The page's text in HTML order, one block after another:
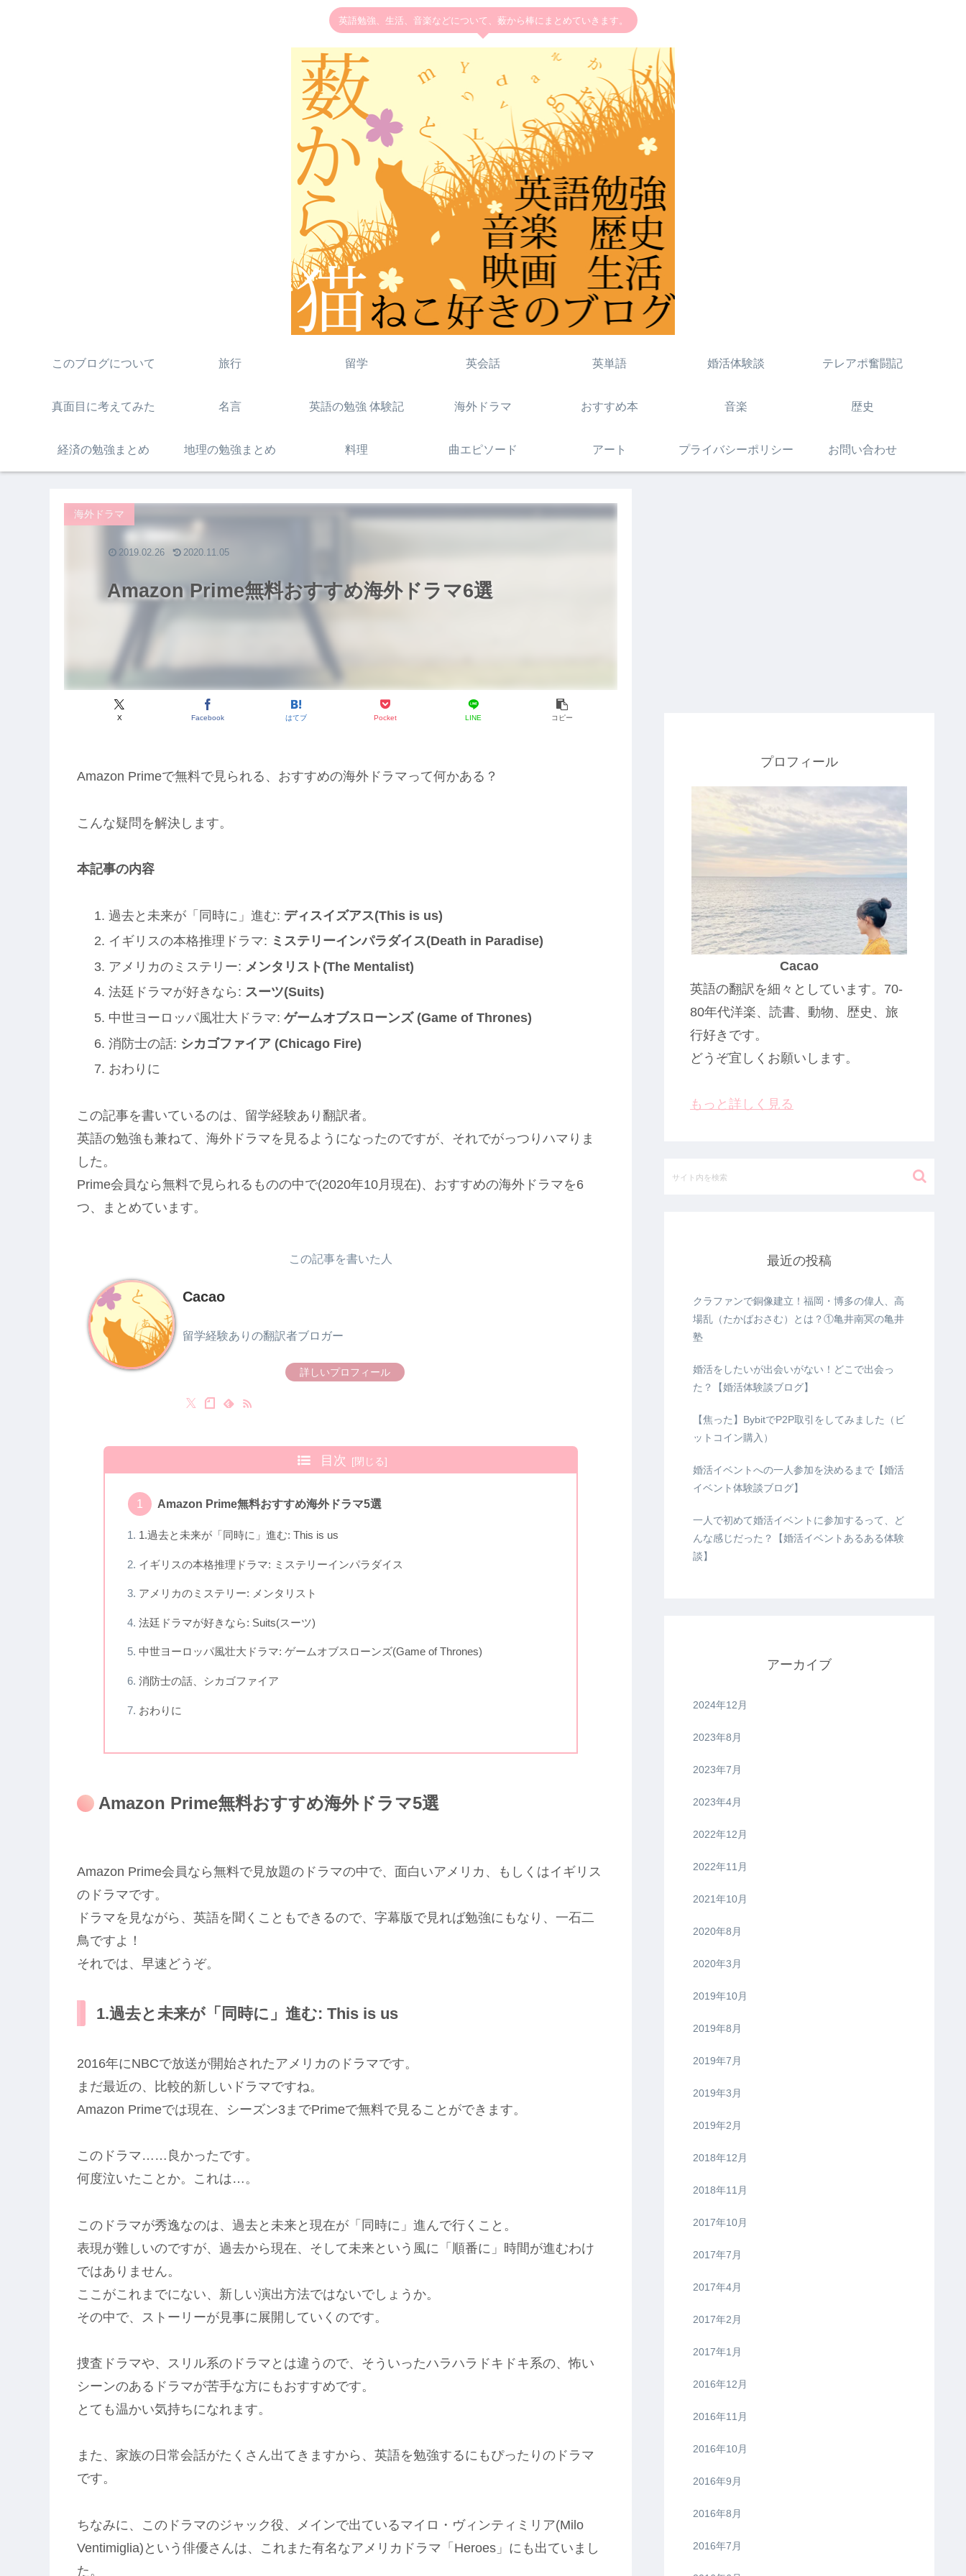
英語勉強、生活、音楽などについて、薮から棒にまとめていきます。
このブログについて 旅行 留学 英会話 英単語 婚活体験談 テレアポ奮闘記
真面目に考えてみた 名言 英語の勉強 体験記 海外ドラマ おすすめ本 音楽 歴史
経済の勉強まとめ 地理の勉強まとめ 料理 曲エピソード アート プライバシーポリシー お問い合わせ
Amazon Prime無料おすすめ海外ドラマ6選
海外ドラマ
X Facebook はてブ Pocket LINE コピー
2019.02.26 2020.11.05
Amazon Primeで無料で見られる、おすすめの海外ドラマって何かある？
こんな疑問を解決します。
本記事の内容
過去と未来が「同時に」進む: ディスイズアス(This is us)
イギリスの本格推理ドラマ: ミステリーインパラダイス(Death in Paradise)
アメリカのミステリー: メンタリスト(The Mentalist)
法廷ドラマが好きなら: スーツ(Suits)
中世ヨーロッパ風壮大ドラマ: ゲームオブスローンズ (Game of Thrones)
消防士の話: シカゴファイア (Chicago Fire)
おわりに
この記事を書いているのは、留学経験あり翻訳者。
英語の勉強も兼ねて、海外ドラマを見るようになったのですが、それでがっつりハマりま
した。
Prime会員なら無料で見られるものの中で(2020年10月現在)、おすすめの海外ドラマを6
つ、まとめています。
この記事を書いた人
Cacao
留学経験ありの翻訳者ブロガー
詳しいプロフィール
目次
Amazon Prime無料おすすめ海外ドラマ5選
1.過去と未来が「同時に」進む: This is us
イギリスの本格推理ドラマ: ミステリーインパラダイス
アメリカのミステリー: メンタリスト
法廷ドラマが好きなら: Suits(スーツ)
中世ヨーロッパ風壮大ドラマ: ゲームオブスローンズ(Game of Thrones)
消防士の話、シカゴファイア
おわりに
Amazon Prime無料おすすめ海外ドラマ5選
Amazon Prime会員なら無料で見放題のドラマの中で、面白いアメリカ、もしくはイギリス
のドラマです。
ドラマを見ながら、英語を聞くこともできるので、字幕版で見れば勉強にもなり、一石二
鳥ですよ！
それでは、早速どうぞ。
1.過去と未来が「同時に」進む: This is us
2016年にNBCで放送が開始されたアメリカのドラマです。
まだ最近の、比較的新しいドラマですね。
Amazon Primeでは現在、シーズン3までPrimeで無料で見ることができます。
このドラマ……良かったです。
何度泣いたことか。これは…。
このドラマが秀逸なのは、過去と未来と現在が「同時に」進んで行くこと。
表現が難しいのですが、過去から現在、そして未来という風に「順番に」時間が進むわけ
ではありません。
ここがこれまでにない、新しい演出方法ではないでしょうか。
その中で、ストーリーが見事に展開していくのです。
捜査ドラマや、スリル系のドラマとは違うので、そういったハラハラドキドキ系の、怖い
シーンのあるドラマが苦手な方にもおすすめです。
とても温かい気持ちになれます。
また、家族の日常会話がたくさん出てきますから、英語を勉強するにもぴったりのドラマ
です。
ちなみに、このドラマのジャック役、メインで出ているマイロ・ヴィンティミリア(Milo
Ventimiglia)という俳優さんは、これまた有名なアメリカドラマ「Heroes」にも出ていまし
た。
プロフィール
Cacao
英語の翻訳を細々としています。70-
80年代洋楽、読書、動物、歴史、旅
行好きです。
どうぞ宜しくお願いします。
もっと詳しく見る
最近の投稿
クラファンで銅像建立！福岡・博多の偉人、高
場乱（たかばおさむ）とは？①亀井南冥の亀井
塾
婚活をしたいが出会いがない！どこで出会っ
た？【婚活体験談ブログ】
【焦った】BybitでP2P取引をしてみました（ビ
ットコイン購入）
婚活イベントへの一人参加を決めるまで【婚活
イベント体験談ブログ】
一人で初めて婚活イベントに参加するって、ど
んな感じだった？【婚活イベントあるある体験
談】
アーカイブ
2024年12月
2023年8月
2023年7月
2023年4月
2022年12月
2022年11月
2021年10月
2020年8月
2020年3月
2019年10月
2019年8月
2019年7月
2019年3月
2019年2月
2018年12月
2018年11月
2017年10月
2017年7月
2017年4月
2017年2月
2017年1月
2016年12月
2016年11月
2016年10月
2016年9月
2016年8月
2016年7月